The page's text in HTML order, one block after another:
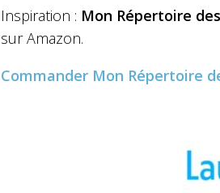
Inspiration : Mon Répertoire
sur Amazon.
Commander Mon Répertoire